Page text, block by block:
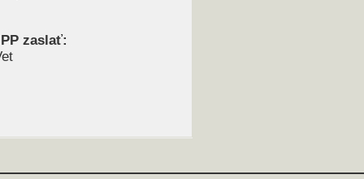
zaslať: